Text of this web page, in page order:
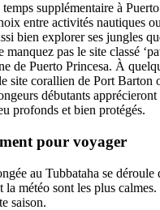
supplémentaire à
entre activités nautiques
bien explorer ses jungles
manquez pas le site classé
de Puerto Princesa. À
site corallien de Port Barton
débutants apprécieront
profonds et bien protégés.
pour voyager
au Tubbataha se déroule
la météo sont les plus
saison.